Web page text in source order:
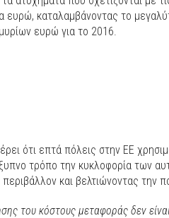
ευρώ, καταλαμβάνοντας το
ευρώ για το 2016.
ότι επτά πόλεις στην ΕΕ
τρόπο την κυκλοφορία των
και βελτιώνοντας την
του κόστους μεταφοράς δεν